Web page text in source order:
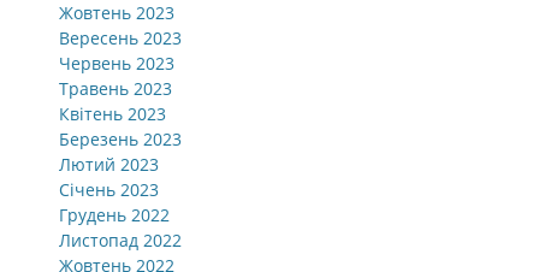
Жовтень 2023
Вересень 2023
Червень 2023
Травень 2023
Квітень 2023
Березень 2023
Лютий 2023
Січень 2023
Грудень 2022
Листопад 2022
Жовтень 2022